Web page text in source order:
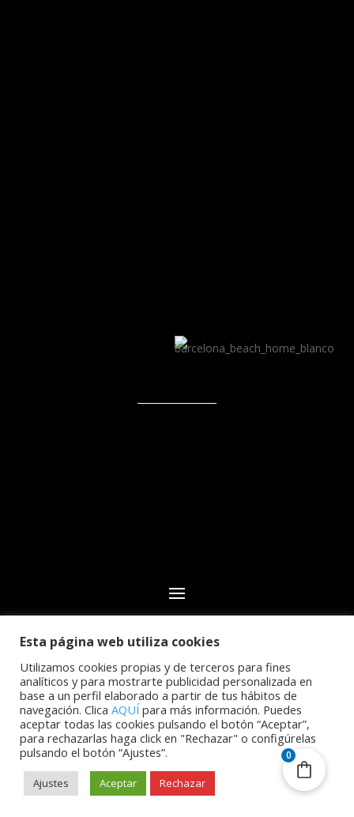
© 2024 Club Deportivo CN Echeyde Acidalio Lorenzo.
Todos los derechos reservados | Desarrollo web por
Cidecán
Esta página web utiliza cookies
Utilizamos cookies propias y de terceros para fines
analíticos y para mostrarte publicidad personalizada en
base a un perfil elaborado a partir de tus hábitos de
navegación. Clica AQUÍ para más información. Puedes
aceptar todas las cookies pulsando el botón “Aceptar”,
para rechazarlas haga click en "Rechazar" o configúrelas
pulsando el botón “Ajustes”.
Ajustes Aceptar Rechazar
0